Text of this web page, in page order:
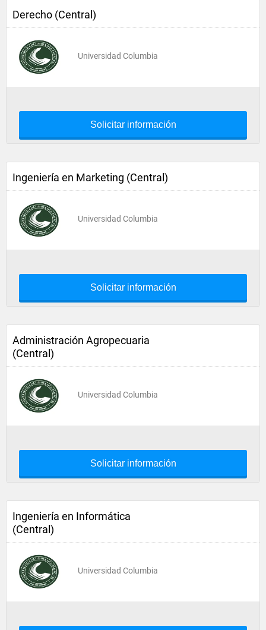
Derecho (Central)
Universidad Columbia
Solicitar información
Ingeniería en Marketing (Central)
Universidad Columbia
Solicitar información
Administración Agropecuaria
(Central)
Universidad Columbia
Solicitar información
Ingeniería en Informática
(Central)
Universidad Columbia